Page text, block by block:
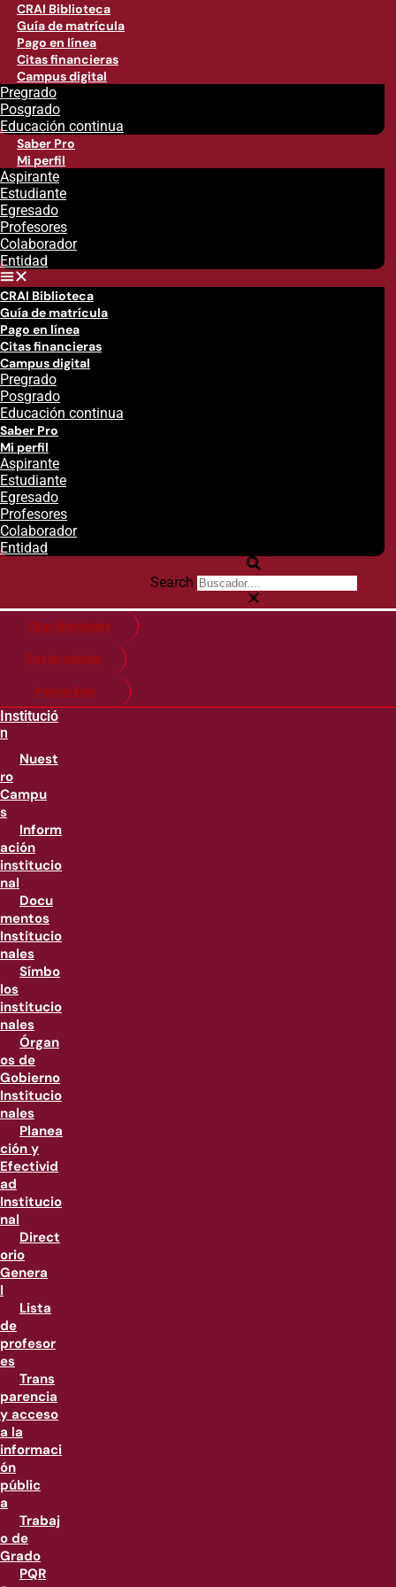
CRAI Biblioteca
Guía de matrícula
Pago en línea
Citas financieras
Campus digital
Pregrado
Posgrado
Educación continua
Saber Pro
Mi perfil
Aspirante
Estudiante
Egresado
Profesores
Colaborador
Entidad
CRAI Biblioteca
Guía de matrícula
Pago en línea
Citas financieras
Campus digital
Pregrado
Posgrado
Educación continua
Saber Pro
Mi perfil
Aspirante
Estudiante
Egresado
Profesores
Colaborador
Entidad
Search
Citas financieras
Guía de matricula
Pago en línea
Institució
n
Nuest
ro
Campu
s
Inform
ación
institucio
nal
Docu
mentos
Institucio
nales
Símbo
los
institucio
nales
Órgan
os de
Gobierno
Institucio
nales
Planea
ción y
Efectivid
ad
Institucio
nal
Direct
orio
Genera
l
Lista
de
profesor
es
Trans
parencia
y acceso
a la
informaci
ón
públic
a
Trabaj
o de
Grado
PQR